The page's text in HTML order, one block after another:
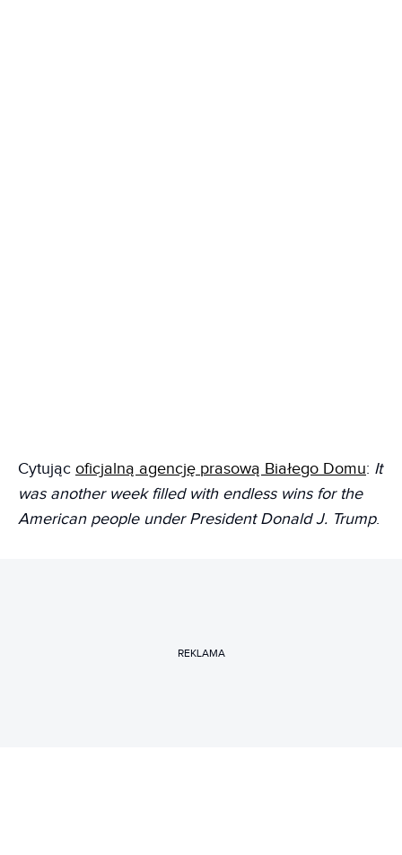
Cytując oficjalną agencję prasową Białego Domu: It
was another week filled with endless wins for the
American people under President Donald J. Trump.
REKLAMA